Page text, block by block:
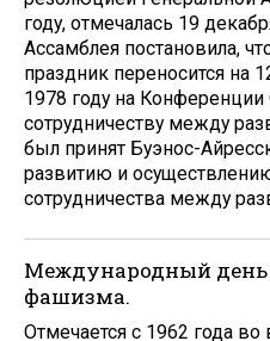
году, отмечалась 19
Ассамблея постановила,
праздник переносится на
1978 году на
сотрудничеству между
был принят Буэнос-
развитию и
сотрудничества между
Международный
фашизма.
Отмечается с 1962 года